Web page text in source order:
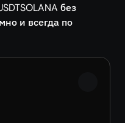
без
и всегда по